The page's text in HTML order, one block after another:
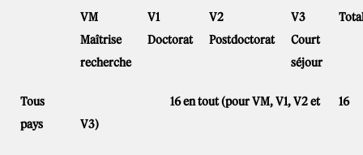
VM
Maîtrise
recherche
V1
Doctorat
V2
Postdoctorat
V3
Court
séjour
Tous
pays
16 en tout (pour VM, V1, V2 et
V3)
16